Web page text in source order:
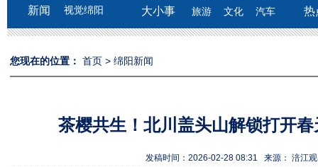
新闻
视觉绵阳
大小事
旅游
文化 汽车
热
您现在的位置： 首页 > 绵阳新闻
茶樱共生！北川盖头山解锁打开
发稿时间：2026-02-28 08:31 来源： 涪江